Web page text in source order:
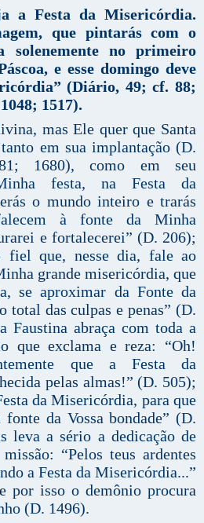
a Festa da Misericórdia.
que pintarás com o
solenemente no primeiro
e esse domingo deve
(Diário, 49; cf. 88;
1517).
mas Ele quer que Santa
em sua implantação (D.
1680), como em seu
festa, na Festa da
o mundo inteiro e trarás
à fonte da Minha
e fortalecerei” (D. 206);
fiel que, nesse dia, fale ao
grande misericórdia, que
se aproximar da Fonte da
total das culpas e penas” (D.
Faustina abraça com toda a
que exclama e reza: “Oh!
que a Festa da
pelas almas!” (D. 505);
da Misericórdia, para que
da Vossa bondade” (D.
leva a sério a dedicação de
“Pelos teus ardentes
a Festa da Misericórdia...”
por isso o demônio procura
(D. 1496).